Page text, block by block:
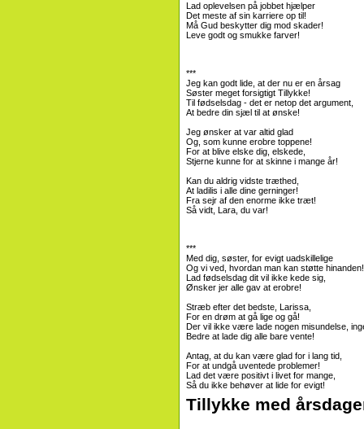
Lad oplevelsen på jobbet hjælper
Det meste af sin karriere op til!
Må Gud beskytter dig mod skader!
Leve godt og smukke farver!
***
Jeg kan godt lide, at der nu er en årsag
Søster meget forsigtigt Tillykke!
Til fødselsdag - det er netop det argument,
At bedre din sjæl til at ønske!
Jeg ønsker at var altid glad
Og, som kunne erobre toppene!
For at blive elske dig, elskede,
Stjerne kunne for at skinne i mange år!
Kan du aldrig vidste træthed,
At ladilis i alle dine gerninger!
Fra sejr af den enorme ikke træt!
Så vidt, Lara, du var!
***
Med dig, søster, for evigt uadskillelige
Og vi ved, hvordan man kan støtte hinanden!
Lad fødselsdag dit vil ikke kede sig,
Ønsker jer alle gav at erobre!
Stræb efter det bedste, Larissa,
For en drøm at gå lige og gå!
Der vil ikke være lade nogen misundelse,
Bedre at lade dig alle bare vente!
Antag, at du kan være glad for i lang tid,
For at undgå uventede problemer!
Lad det være positivt i livet for mange,
Så du ikke behøver at lide for evigt!
Tillykke med